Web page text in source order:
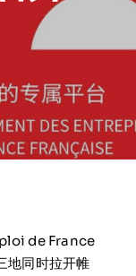
de France
地同时拉开帷